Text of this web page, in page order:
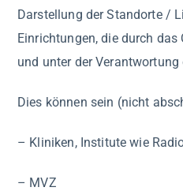
Darstellung der Standorte /
Einrichtungen, die durch
und unter der
Dies können sein (nicht
– Kliniken, Institute wie
– MVZ